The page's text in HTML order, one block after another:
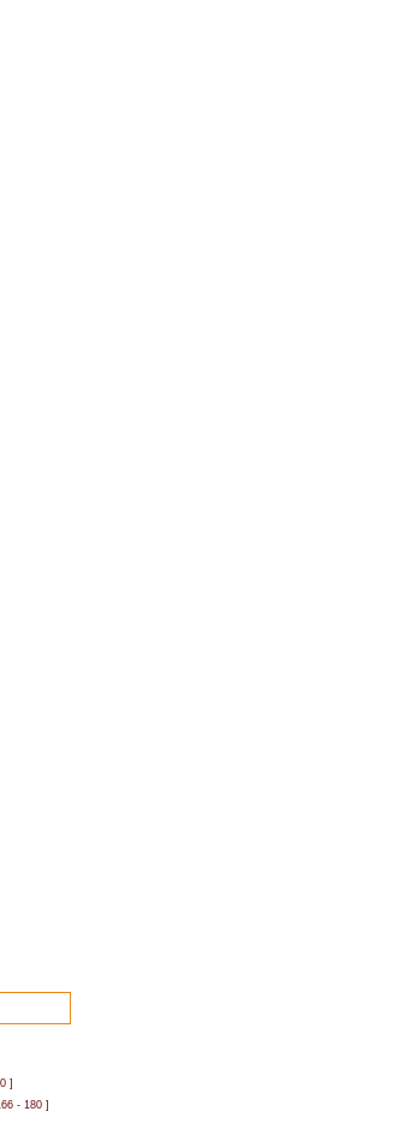
]
- 180 ]